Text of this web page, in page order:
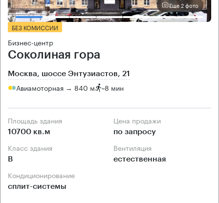
Еще 2 фото
БЕЗ КОМИССИИ
Бизнес-центр
Соколиная гора
Москва, шоссе Энтузиастов, 21
Авиамоторная → 840 м ~8 мин
Площадь здания
10700 кв.м
Цена продажи
по запросу
Класс здания
B
Вентиляция
естественная
Кондиционирование
сплит-системы